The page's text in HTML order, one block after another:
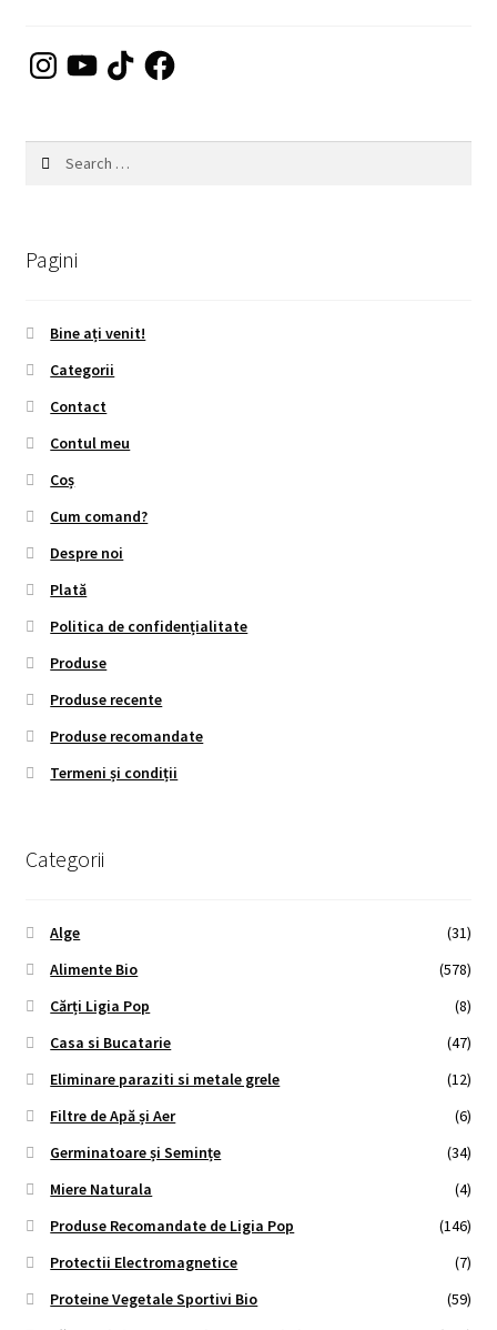
InstagramYouTubeTikTokFacebook
Pagini
Bine ați venit!
Categorii
Contact
Contul meu
Coș
Cum comand?
Despre noi
Plată
Politica de confidențialitate
Produse
Produse recente
Produse recomandate
Termeni și condiții
Categorii
Alge
(31)
Alimente Bio
(578)
Cărți Ligia Pop
(8)
Casa si Bucatarie
(47)
Eliminare paraziti si metale grele
(12)
Filtre de Apă și Aer
(6)
Germinatoare și Semințe
(34)
Miere Naturala
(4)
Produse Recomandate de Ligia Pop
(146)
Protectii Electromagnetice
(7)
Proteine Vegetale Sportivi Bio
(59)